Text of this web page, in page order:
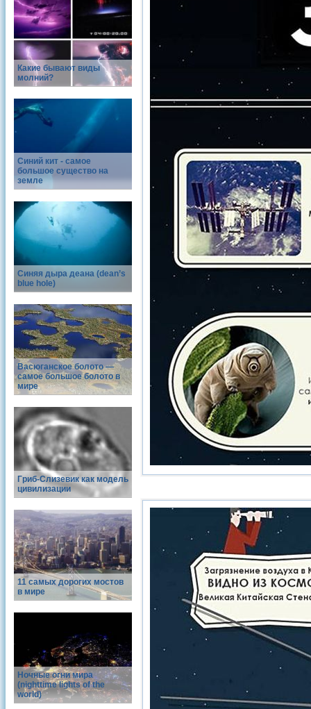
Какие бывают виды
молний?
Синий кит - самое
большое существо на
земле
Синяя дыра деана (dean’s
blue hole)
Васюганское болото —
самое большое болото в
мире
Гриб-Слизевик как модель
цивилизации
11 самых дорогих мостов
в мире
Ночные огни мира
(nighttime lights of the
world)